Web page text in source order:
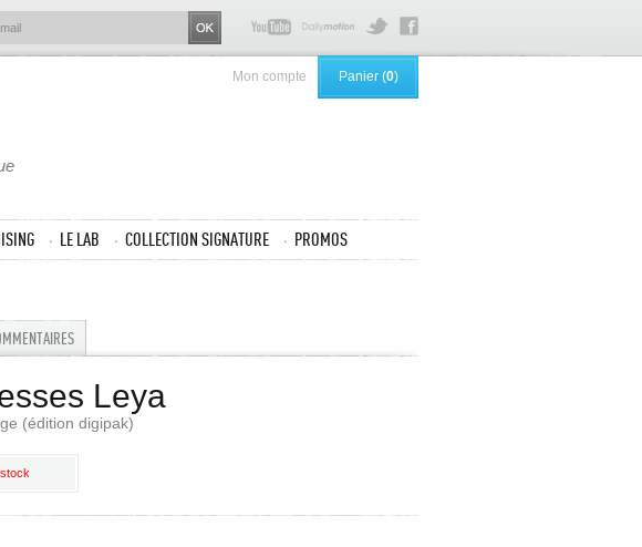
Mon compte Panier (0)
LE LAB COLLECTION SIGNATURE PROMOS
Leya
(édition digipak)